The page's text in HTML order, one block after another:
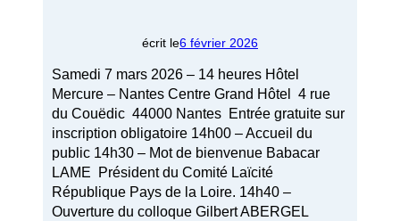
écrit le6 février 2026
Samedi 7 mars 2026 – 14 heures Hôtel
Mercure – Nantes Centre Grand Hôtel 4 rue
du Couëdic 44000 Nantes Entrée gratuite sur
inscription obligatoire 14h00 – Accueil du
public 14h30 – Mot de bienvenue Babacar
LAME Président du Comité Laïcité
République Pays de la Loire. 14h40 –
Ouverture du colloque Gilbert ABERGEL